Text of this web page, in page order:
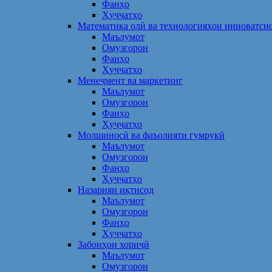
Фанҳо
Ҳуҷҷатҳо
Математика олӣ ва технологияҳои
Маълумот
Омузгорон
Фанҳо
Ҳуҷҷатҳо
Менеҷмент ва маркетинг
Маълумот
Омузгорон
Фанҳо
Ҳуҷҷатҳо
Молшиносӣ ва фаъолияти гумрукӣ
Маълумот
Омузгорон
Фанҳо
Ҳуҷҷатҳо
Назарияи иқтисод
Маълумот
Омузгорон
Фанҳо
Ҳуҷҷатҳо
Забонҳои хориҷӣ
Маълумот
Омузгорон